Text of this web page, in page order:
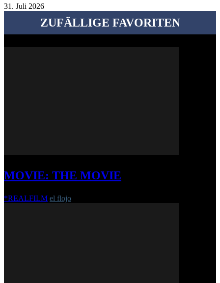
31. Juli 2026
ZUFÄLLIGE FAVORITEN
MOVIE: THE MOVIE
*REALFILM el flojo